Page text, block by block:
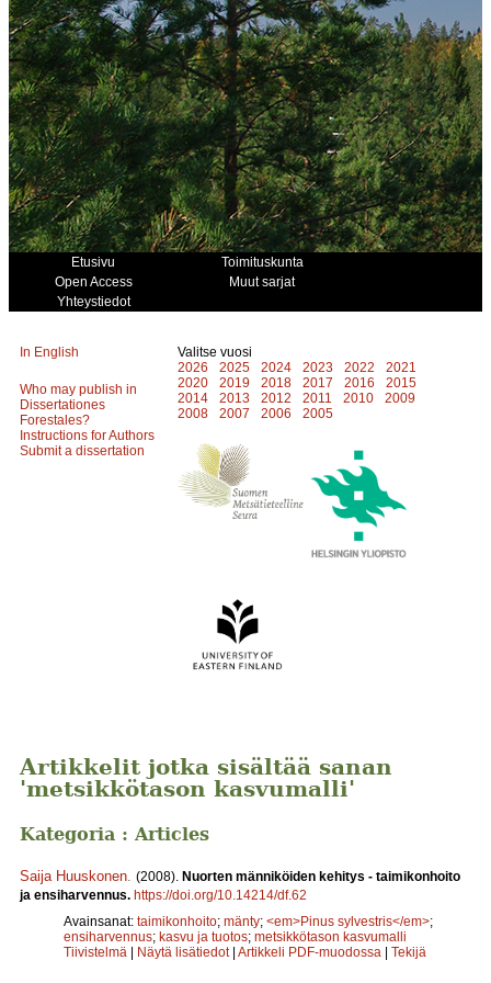
Etusivu
Toimituskunta
Open Access
Muut sarjat
Yhteystiedot
In English
Who may publish in
Dissertationes
Forestales?
Instructions for Authors
Submit a dissertation
Valitse vuosi
2026
2025 2024 2023 2022
2021
2020
2019 2018 2017 2016
2015
2014
2013 2012 2011 2010
2009
2008
2007 2006 2005
Artikkelit jotka sisältää sanan
'metsikkötason kasvumalli'
Kategoria : Articles
Saija Huuskonen (2008). Nuorten männiköiden kehitys - taimikonhoito
ja ensiharvennus. https://doi.org/10.14214/df.62
Avainsanat: taimikonhoito; mänty; <em>Pinus sylvestris</em>;
ensiharvennus; kasvu ja tuotos; metsikkötason kasvumalli
Tiivistelmä | Näytä lisätiedot | Artikkeli PDF-muodossa | Tekijä